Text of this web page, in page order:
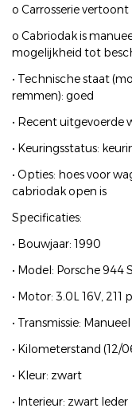
o Carrosserie
o Cabriodak is
mogelijkheid tot
• Technische staat
remmen): goed
• Recent uitgevoerde
• Keuringsstatus:
• Opties: hoes voor
cabriodak open is
Specificaties:
• Bouwjaar: 1990
• Model: Porsche 944
• Motor: 3.0L 16V, 211
• Transmissie: Manueel
• Kilometerstand (12/
• Kleur: zwart
• Interieur: zwart leder